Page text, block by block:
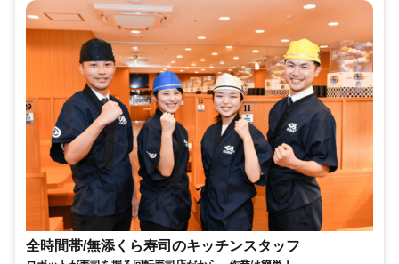
全時間帯/無添くら寿司のキッチンスタッフ